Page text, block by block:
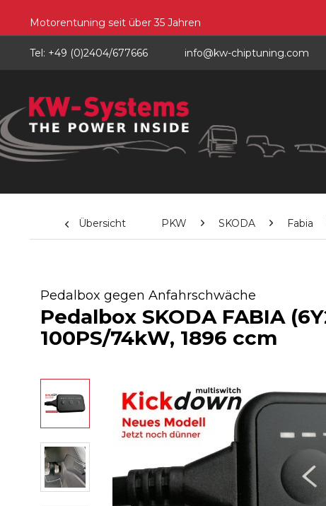
Motorentuning seit über 35 Jahren
Tel: +49 (0)2404/677666 info@kw-chiptuning.com
Übersicht PKW SKODA Fabia
Pedalbox gegen Anfahrschwäche
Pedalbox SKODA FABIA
100PS/74kW, 1896 ccm